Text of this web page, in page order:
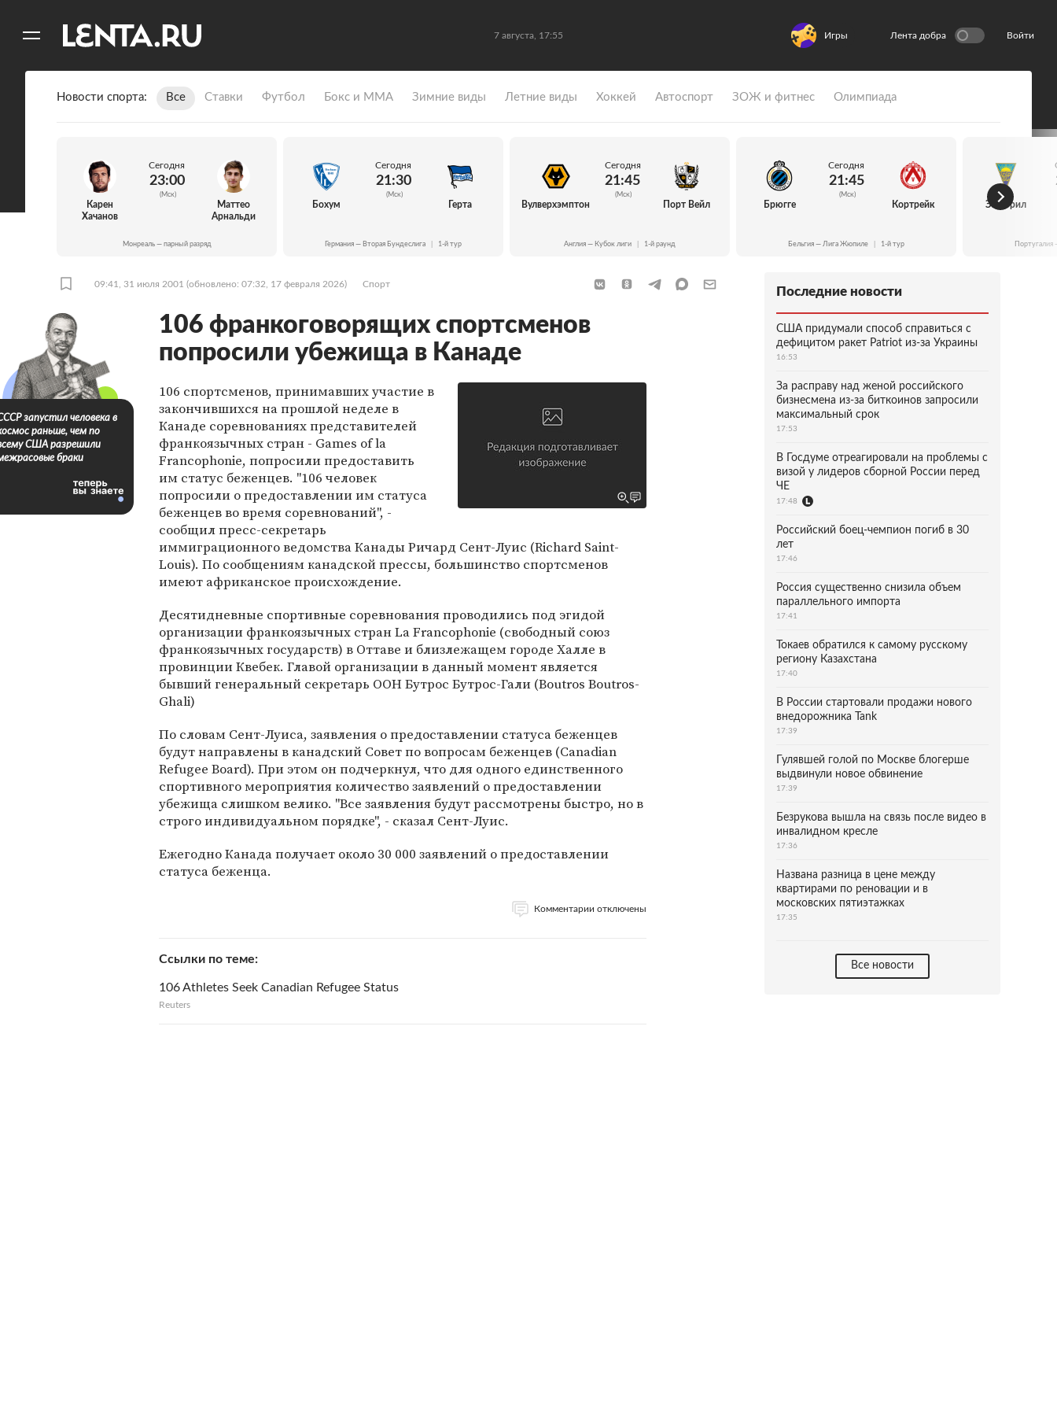
7 августа, 17:55 Игры Лента добра Войти
Новости спорта Все Ставки Футбол Бокс и ММА Зимние виды Летние виды Хоккей Автоспорт ЗОЖ и фитнес Олимпиада
Карен
Хачанов
Сегодня
23:00
(Мск)
Маттео
Арнальди
Монреаль — парный разряд
Бохум
Сегодня
21:30
(Мск)
Герта
Германия — Вторая Бундеслига 1-й тур
Вулверхэмптон
Сегодня
21:45
(Мск)
Порт Вейл
Англия — Кубок лиги 1-й раунд
Брюгге
Сегодня
21:45
(Мск)
Кортрейк
Бельгия — Лига Жюпиле 1-й тур
Эшторил
09:41, 31 июля 2001 (обновлено: 07:32, 17 февраля 2026) Спорт
106 франкоговорящих спортсменов
попросили убежища в Канаде
106 спортсменов, принимавших участие в
закончившихся на прошлой неделе в
Канаде соревнованиях представителей
франкоязычных стран - Games of la
Francophonie, попросили предоставить
им статус беженцев. "106 человек
попросили о предоставлении им статуса
беженцев во время соревнований", -
сообщил пресс-секретарь
иммиграционного ведомства Канады Ричард Сент-Луис (Richard Saint-
Louis). По сообщениям канадской прессы, большинство спортсменов
имеют африканское происхождение.
Десятидневные спортивные соревнования проводились под эгидой
организации франкоязычных стран La Francophonie (свободный союз
франкоязычных государств) в Оттаве и близлежащем городе Халле в
провинции Квебек. Главой организации в данный момент является
бывший генеральный секретарь ООН Бутрос Бутрос-Гали (Boutros Boutros-
Ghali)
По словам Сент-Луиса, заявления о предоставлении статуса беженцев
будут направлены в канадский Совет по вопросам беженцев (Canadian
Refugee Board). При этом он подчеркнул, что для одного единственного
спортивного мероприятия количество заявлений о предоставлении
убежища слишком велико. "Все заявления будут рассмотрены быстро, но в
строго индивидуальном порядке", - сказал Сент-Луис.
Ежегодно Канада получает около 30 000 заявлений о предоставлении
статуса беженца.
Комментарии отключены
Ссылки по теме
106 Athletes Seek Canadian Refugee Status
Reuters
запустил человека в
раньше, чем по
США разрешили
браки
Последние новости
США придумали способ справиться с
дефицитом ракет Patriot из-за Украины
16:53
За расправу над женой российского
бизнесмена из-за биткоинов запросили
максимальный срок
17:53
В Госдуме отреагировали на проблемы с
визой у лидеров сборной России перед
ЧЕ
17:48
Российский боец-чемпион погиб в 30
лет
17:46
Россия существенно снизила объем
параллельного импорта
17:41
Токаев обратился к самому русскому
региону Казахстана
17:40
В России стартовали продажи нового
внедорожника Tank
17:39
Гулявшей голой по Москве блогерше
выдвинули новое обвинение
17:39
Безрукова вышла на связь после видео в
инвалидном кресле
17:36
Названа разница в цене между
квартирами по реновации и в
московских пятиэтажках
17:35
Все новости